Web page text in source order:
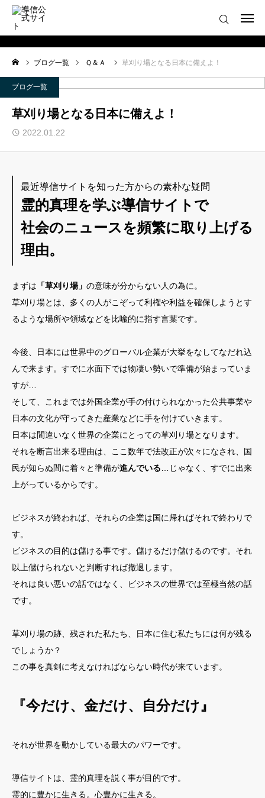
ブログ一覧 Ｑ＆Ａ 草刈り場となる日本に備えよ！
ブログ一覧
草刈り場となる日本に備えよ！
2022.01.22
最近導信サイトを知った方からの素朴な疑問
霊的真理を学ぶ導信サイトで
社会のニュースを頻繁に取り上げる
理由。
まずは 「草刈り場」 の意味が分からない人の為に。
草刈り場とは、多くの人がこぞって利権や利益を確保しようとす
るような場所や領域などを比喩的に指す言葉です。
今後、日本には世界中のグローバル企業が大挙をなしてなだれ込
んで来ます。すでに水面下では物凄い勢いで準備が始まっていま
すが…
そして、これまでは外国企業が手の付けられなかった公共事業や
日本の文化が守ってきた産業などに手を付けていきます。
日本は間違いなく世界の企業にとっての草刈り場となります。
それを断言出来る理由は、ここ数年で法改正が次々になされ、国
民が知らぬ間に着々と準備が進んでいる …じゃなく、すでに出来
上がっているからです。
ビジネスが終われば、それらの企業は国に帰ればそれで終わりで
す。
ビジネスの目的は儲ける事です。儲けるだけ儲けるのです。それ
以上儲けられないと判断すれば撤退します。
それは良い悪いの話ではなく、ビジネスの世界では至極当然の話
です。
草刈り場の跡、残された私たち、日本に住む私たちには何が残る
でしょうか？
この事を真剣に考えなければならない時代が来ています。
『今だけ、金だけ、自分だけ』
それが世界を動かしている最大のパワーです。
導信サイトは、霊的真理を説く事が目的です。
霊的に豊かに生きる。心豊かに生きる。
ログイン 会員登録について
ホーム
導信サイト／霊的真理とは
会員登録について
靈符※会員限定
お問い合わせ